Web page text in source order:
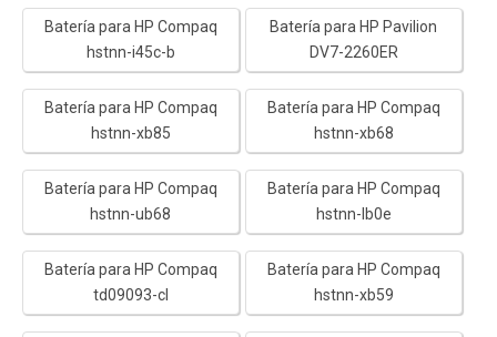
Batería para HP Compaq
hstnn-i45c-b
Batería para HP Pavilion
DV7-2260ER
Batería para HP Compaq
hstnn-xb85
Batería para HP Compaq
hstnn-xb68
Batería para HP Compaq
hstnn-ub68
Batería para HP Compaq
hstnn-lb0e
Batería para HP Compaq
td09093-cl
Batería para HP Compaq
hstnn-xb59